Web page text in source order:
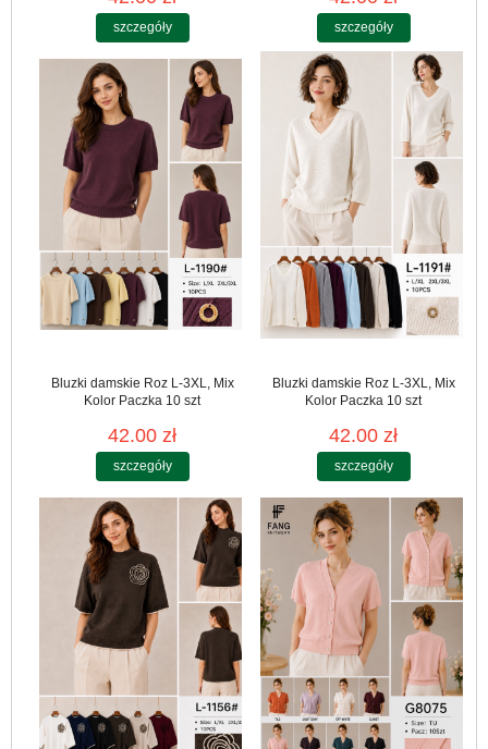
szczegóły szczegóły
Bluzki damskie Roz L-3XL, Mix
Kolor Paczka 10 szt
42.00 zł
szczegóły
Bluzki damskie Roz L-3XL, Mix
Kolor Paczka 10 szt
42.00 zł
szczegóły